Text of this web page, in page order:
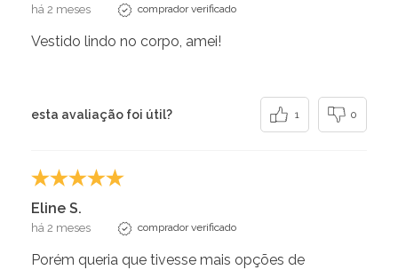
há 2 meses comprador verificado
Vestido lindo no corpo, amei!
esta avaliação foi útil? 1 0
Eline S.
há 2 meses comprador verificado
Porém queria que tivesse mais opções de